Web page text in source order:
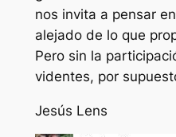
nos invita a pensar
alejado de lo que
Pero sin la
videntes, por
Jesús Lens